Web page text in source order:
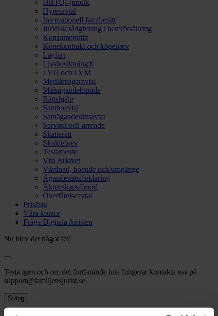
HBTQI-juridik
Hyresavtal
Internationell familjerätt
Juridisk rådgivning i hemförsäkring
Konsumenträtt
Köpekontrakt och köpebrev
Lagfart
Livsbesiktning®
LVU och LVM
Medlåntagaravtal
Målsägandebiträde
Rättshjälp
Samboavtal
Samäganderättsavtal
Servitut och arrende
Skatterätt
Skuldebrev
Testamente
Vita Arkivet
Vårdnad, boende och umgänge
Äganderättsförklaring
Äktenskapsförord
Överlåtelseavtal
Prislista
Våra kontor
Fråga Digitala Juristen
Nu blev det något fel!
Testa igen och om det fortfarande inte fungerar kontakta oss på
support@familjensjurist.se.
Stäng